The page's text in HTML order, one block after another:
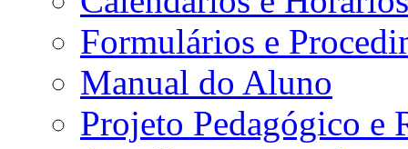
Formulários e
Manual do Aluno
Projeto Pedagógico e